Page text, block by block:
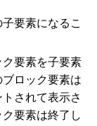
要素になるこ
要素を子要素
ロック要素は
されて表示さ
要素は終了し